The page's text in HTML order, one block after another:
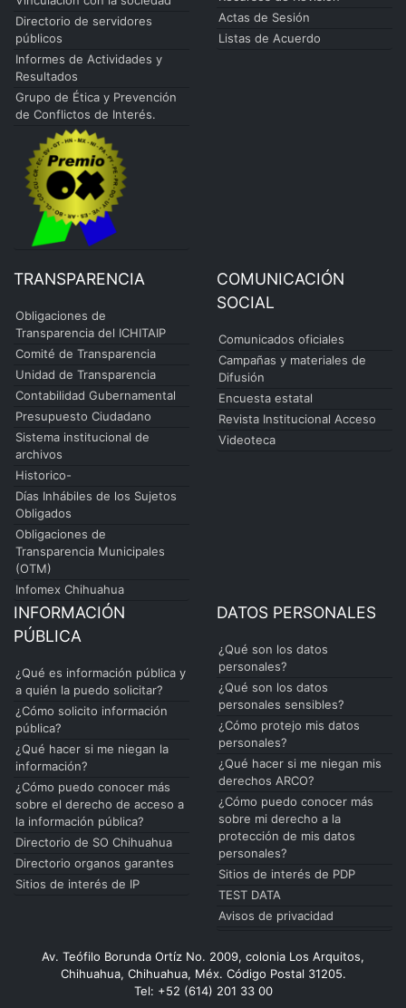
Directorio de servidores
públicos
Informes de Actividades y
Resultados
Grupo de Ética y Prevención
de Conflictos de Interés.
Actas de Sesión
Listas de Acuerdo
TRANSPARENCIA
Obligaciones de
Transparencia del ICHITAIP
Comité de Transparencia
Unidad de Transparencia
Contabilidad Gubernamental
Presupuesto Ciudadano
Sistema institucional de
archivos
Historico-
Días Inhábiles de los Sujetos
Obligados
Obligaciones de
Transparencia Municipales
(OTM)
Infomex Chihuahua
COMUNICACIÓN
SOCIAL
Comunicados oficiales
Campañas y materiales de
Difusión
Encuesta estatal
Revista Institucional Acceso
Videoteca
INFORMACIÓN
PÚBLICA
¿Qué es información pública y
a quién la puedo solicitar?
¿Cómo solicito información
pública?
¿Qué hacer si me niegan la
información?
¿Cómo puedo conocer más
sobre el derecho de acceso a
la información pública?
Directorio de SO Chihuahua
Directorio organos garantes
Sitios de interés de IP
DATOS PERSONALES
¿Qué son los datos
personales?
¿Qué son los datos
personales sensibles?
¿Cómo protejo mis datos
personales?
¿Qué hacer si me niegan mis
derechos ARCO?
¿Cómo puedo conocer más
sobre mi derecho a la
protección de mis datos
personales?
Sitios de interés de PDP
TEST DATA
Avisos de privacidad
Av. Teófilo Borunda Ortíz No. 2009, colonia Los Arquitos,
Chihuahua, Chihuahua, Méx. Código Postal 31205.
Tel: +52 (614) 201 33 00